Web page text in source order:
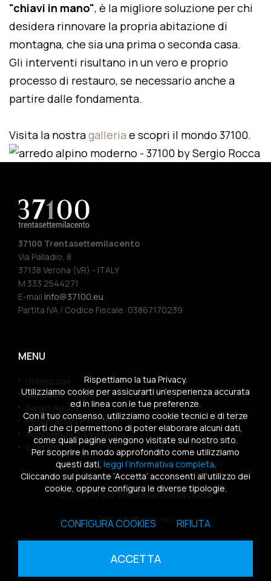
"chiavi in mano", è la migliore soluzione per chi
desidera rinnovare la propria abitazione di
montagna, che sia una prima o seconda casa.
Gli interventi risultano in un vero e proprio
processo di restauro, se necessario anche a
partire dalle fondamenta.
Visita la nostragalleria e scopri il mondo 37100.
37100 Trentasettemilacento
Via Palladio, 8
37138 Verona (VR) - ITALY
M 333 2544271
E-mail info@37100.eu
Partita IVA / Codice Fiscale: 03867170239
MENU
Homepage
Chi siamo
Sergio Rocca
Realizzazioni e Progetti
Architettura di Montagna
Contatti
© 202637100 Trentasettemilacento
Tutti i diritti riservati
Sitemap|Privacy Policy|Cookies Policy
Rispettiamo la tua Privacy.
Utilizziamo cookie per assicurarti un’esperienza accurata
ed in linea con le tue preferenze.
Con il tuo consenso, utilizziamo cookie tecnici e di terze
parti che ci permettono di poter elaborare alcuni dati,
come quali pagine vengono visitate sul nostro sito.
Per scoprire in modo approfondito come utilizziamo
questi dati, leggi l’informativa completa.
Cliccando sul pulsante ‘Accetta’ acconsenti all’utilizzo dei
cookie, oppure configura le diverse tipologie.
CONFIGURA COOKIES RIFIUTA
ACCETTA